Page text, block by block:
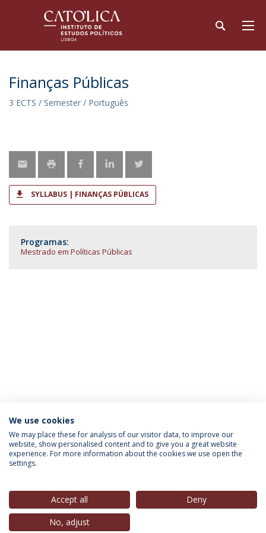
Finanças Públicas
3 ECTS / Semester / Português
SYLLABUS | FINANÇAS PÚBLICAS
Programas:
Mestrado em Políticas Públicas
INFORMAÇÃO PARA
We use cookies
We may place these for analysis of our visitor data, to improve our
website, show personalised content and to give you a great website
experience. For more information about the cookies we use open the
settings.
Accept all
Deny
No, adjust